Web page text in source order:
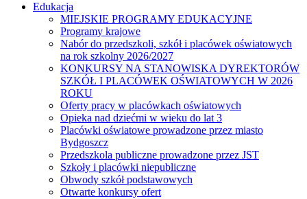
Edukacja
MIEJSKIE PROGRAMY EDUKACYJNE
Programy krajowe
Nabór do przedszkoli, szkół i placówek oświatowych
na rok szkolny 2026/2027
KONKURSY NA STANOWISKA DYREKTORÓW
SZKÓŁ I PLACÓWEK OŚWIATOWYCH W 2026
ROKU
Oferty pracy w placówkach oświatowych
Opieka nad dziećmi w wieku do lat 3
Placówki oświatowe prowadzone przez miasto
Bydgoszcz
Przedszkola publiczne prowadzone przez JST
Szkoły i placówki niepubliczne
Obwody szkół podstawowych
Otwarte konkursy ofert